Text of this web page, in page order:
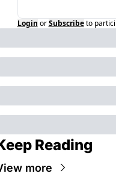
Login or Subscribe to
Reading
more